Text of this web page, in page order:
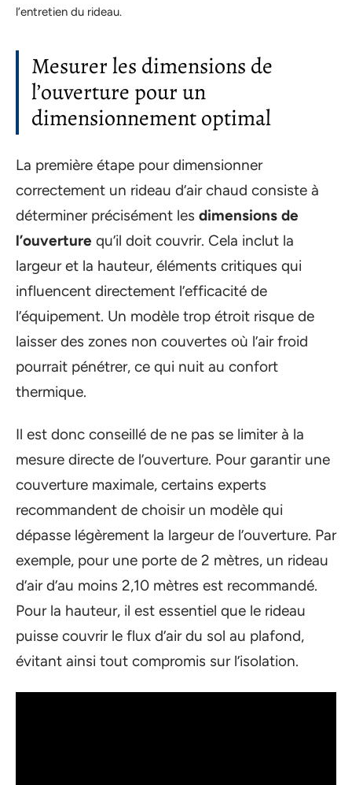
l’entretien du rideau.
Mesurer les dimensions de
l’ouverture pour un
dimensionnement optimal
La première étape pour dimensionner
correctement un rideau d’air chaud consiste à
déterminer précisément les dimensions de
l’ouverture qu’il doit couvrir. Cela inclut la
largeur et la hauteur, éléments critiques qui
influencent directement l’efficacité de
l’équipement. Un modèle trop étroit risque de
laisser des zones non couvertes où l’air froid
pourrait pénétrer, ce qui nuit au confort
thermique.
Il est donc conseillé de ne pas se limiter à la
mesure directe de l’ouverture. Pour garantir une
couverture maximale, certains experts
recommandent de choisir un modèle qui
dépasse légèrement la largeur de l’ouverture. Par
exemple, pour une porte de 2 mètres, un rideau
d’air d’au moins 2,10 mètres est recommandé.
Pour la hauteur, il est essentiel que le rideau
puisse couvrir le flux d’air du sol au plafond,
évitant ainsi tout compromis sur l’isolation.